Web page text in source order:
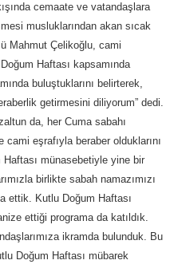
cemaate ve vatandaşlara
musluklarından akan sıcak
Mahmut Çelikoğlu, cami
Haftası kapsamında
buluştuklarını belirterek,
getirmesini diliyorum” dedi.
da, her Cuma sabahı
cami eşrafıyla beraber olduklarını
münasebetiyle yine bir
birlikte sabah namazımızı
ettik. Kutlu Doğum Haftası
ettiği programa da katıldık.
ikramda bulunduk. Bu
Doğum Haftası mübarek